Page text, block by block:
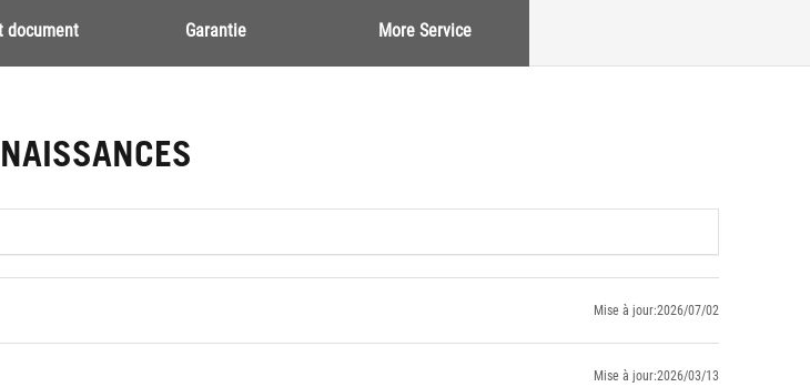
document Garantie More Service
Mise à jour:2026/07/02
Mise à jour:2026/03/13